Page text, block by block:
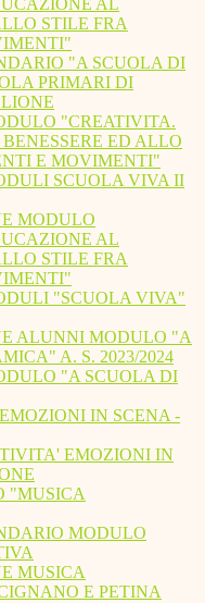
AL
STILE FRA
"A SCUOLA DI
PRIMARI DI
"CREATIVITA.
ED ALLO
E MOVIMENTI"
SCUOLA VIVA II
MODULO
AL
STILE FRA
"SCUOLA VIVA"
ALUNNI MODULO "A
A. S. 2023/2024
"A SCUOLA DI
IN SCENA -
EMOZIONI IN
"MUSICA
MODULO
MUSICA
E PETINA